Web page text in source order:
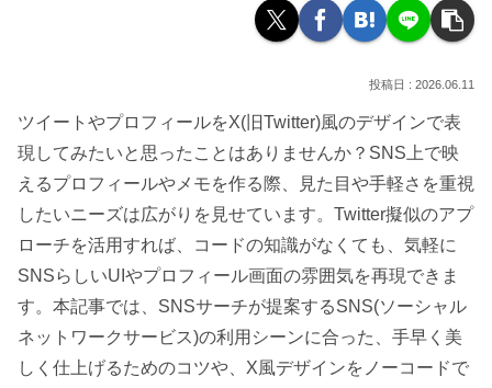
2026.06.11
ツイートやプロフィールをX(旧Twitter)風のデザインで表
現してみたいと思ったことはありませんか？SNS上で映
えるプロフィールやメモを作る際、見た目や手軽さを重視
したいニーズは広がりを見せています。Twitter擬似のアプ
ローチを活用すれば、コードの知識がなくても、気軽に
SNSらしいUIやプロフィール画面の雰囲気を再現できま
す。本記事では、SNSサーチが提案するSNS(ソーシャル
ネットワークサービス)の利用シーンに合った、手早く美
しく仕上げるためのコツや、X風デザインをノーコードで